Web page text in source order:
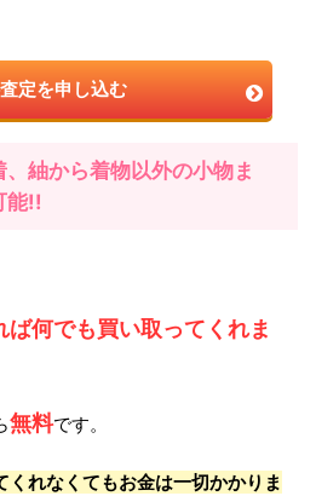
定を申し込む
紬から着物以外の小物ま
能!!
何でも買い取ってくれま
無料です。
くれなくてもお金は一切かかりま